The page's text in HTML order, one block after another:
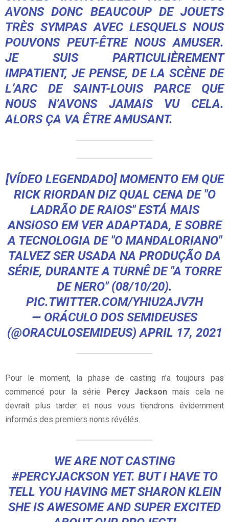
AVONS DONC BEAUCOUP DE JOUETS
TRÈS SYMPAS AVEC LESQUELS NOUS
POUVONS PEUT-ÊTRE NOUS AMUSER.
JE SUIS PARTICULIÈREMENT
IMPATIENT, JE PENSE, DE LA SCÈNE DE
L’ARC DE SAINT-LOUIS PARCE QUE
NOUS N’AVONS JAMAIS VU CELA.
ALORS ÇA VA ÊTRE AMUSANT.
[VÍDEO LEGENDADO] MOMENTO EM QUE
RICK RIORDAN DIZ QUAL CENA DE "O
LADRÃO DE RAIOS" ESTÁ MAIS
ANSIOSO EM VER ADAPTADA, E SOBRE
A TECNOLOGIA DE "O MANDALORIANO"
TALVEZ SER USADA NA PRODUÇÃO DA
SÉRIE, DURANTE A TURNÊ DE "A TORRE
DE NERO" (08/10/20).
PIC.TWITTER.COM/YHIU2AJV7H
— ORÁCULO DOS SEMIDEUSES
(@ORACULOSEMIDEUS)APRIL 17, 2021
Pour le moment, la phase de casting n’a toujours pas
commencé pour la série
Percy Jacksonmais cela ne
devrait plus tarder et nous vous tiendrons évidemment
informés des premiers noms révélés.
WE ARE NOT CASTING
#PERCYJACKSONYET. BUT I HAVE TO
TELL YOU HAVING MET SHARON KLEIN
SHE IS AWESOME AND SUPER EXCITED